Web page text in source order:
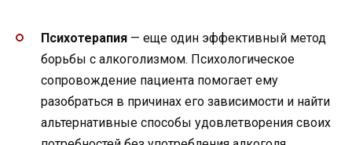
Психотерапия — еще один эффективный метод
борьбы с алкоголизмом. Психологическое
сопровождение пациента помогает ему
разобраться в причинах его зависимости и найти
альтернативные способы удовлетворения своих